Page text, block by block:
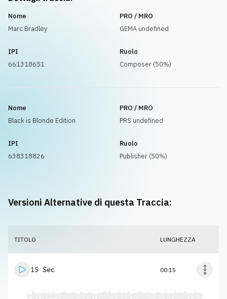
Nome
Marc Bradley
PRO / MRO
GEMA undefined
IPI
661318651
Ruolo
Composer (50%)
Nome
Black is Blonde Edition
PRO / MRO
PRS undefined
IPI
638318826
Ruolo
Publisher (50%)
Versioni Alternative di questa Traccia:
TITOLO LUNGHEZZA
15 Sec 00:15